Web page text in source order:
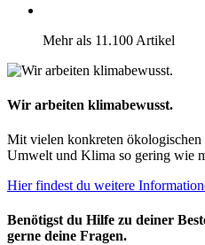
Mehr als 11.100 Artikel
Wir arbeiten klimabewusst.
Mit vielen konkreten
Umwelt und Klima so gering wie
Hier findest du weitere
Benötigst du Hilfe zu deiner
gerne deine Fragen.